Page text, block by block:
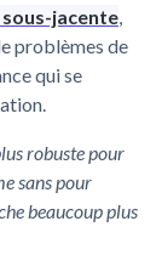
jacente,
problèmes de
qui se
robuste pour
sans pour
beaucoup plus